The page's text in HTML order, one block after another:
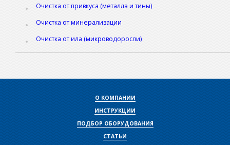
Очистка от привкуса (металла и тины)
Очистка от минерализации
Очистка от ила (микроводоросли)
О КОМПАНИИ
ИНСТРУКЦИИ
ПОДБОР ОБОРУДОВАНИЯ
СТАТЬИ